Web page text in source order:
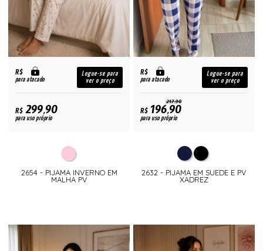
R$
para atacado
Logue-se para
ver o preço
R$299,90
para uso próprio
2654 - PIJAMA INVERNO EM
MALHA PV
R$
para atacado
Logue-se para
ver o preço
217,90
R$196,90
para uso próprio
2632 - PIJAMA EM SUEDE E PV
XADREZ